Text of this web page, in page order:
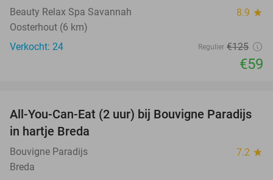
Beauty Relax Spa Savannah 8.9 star
Oosterhout (6 km)
Verkocht: 24
Regulier €125
€59
21%
All-You-Can-Eat (2 uur) bij Bouvigne Paradijs
in hartje Breda
Bouvigne Paradijs 7.2 star
Breda